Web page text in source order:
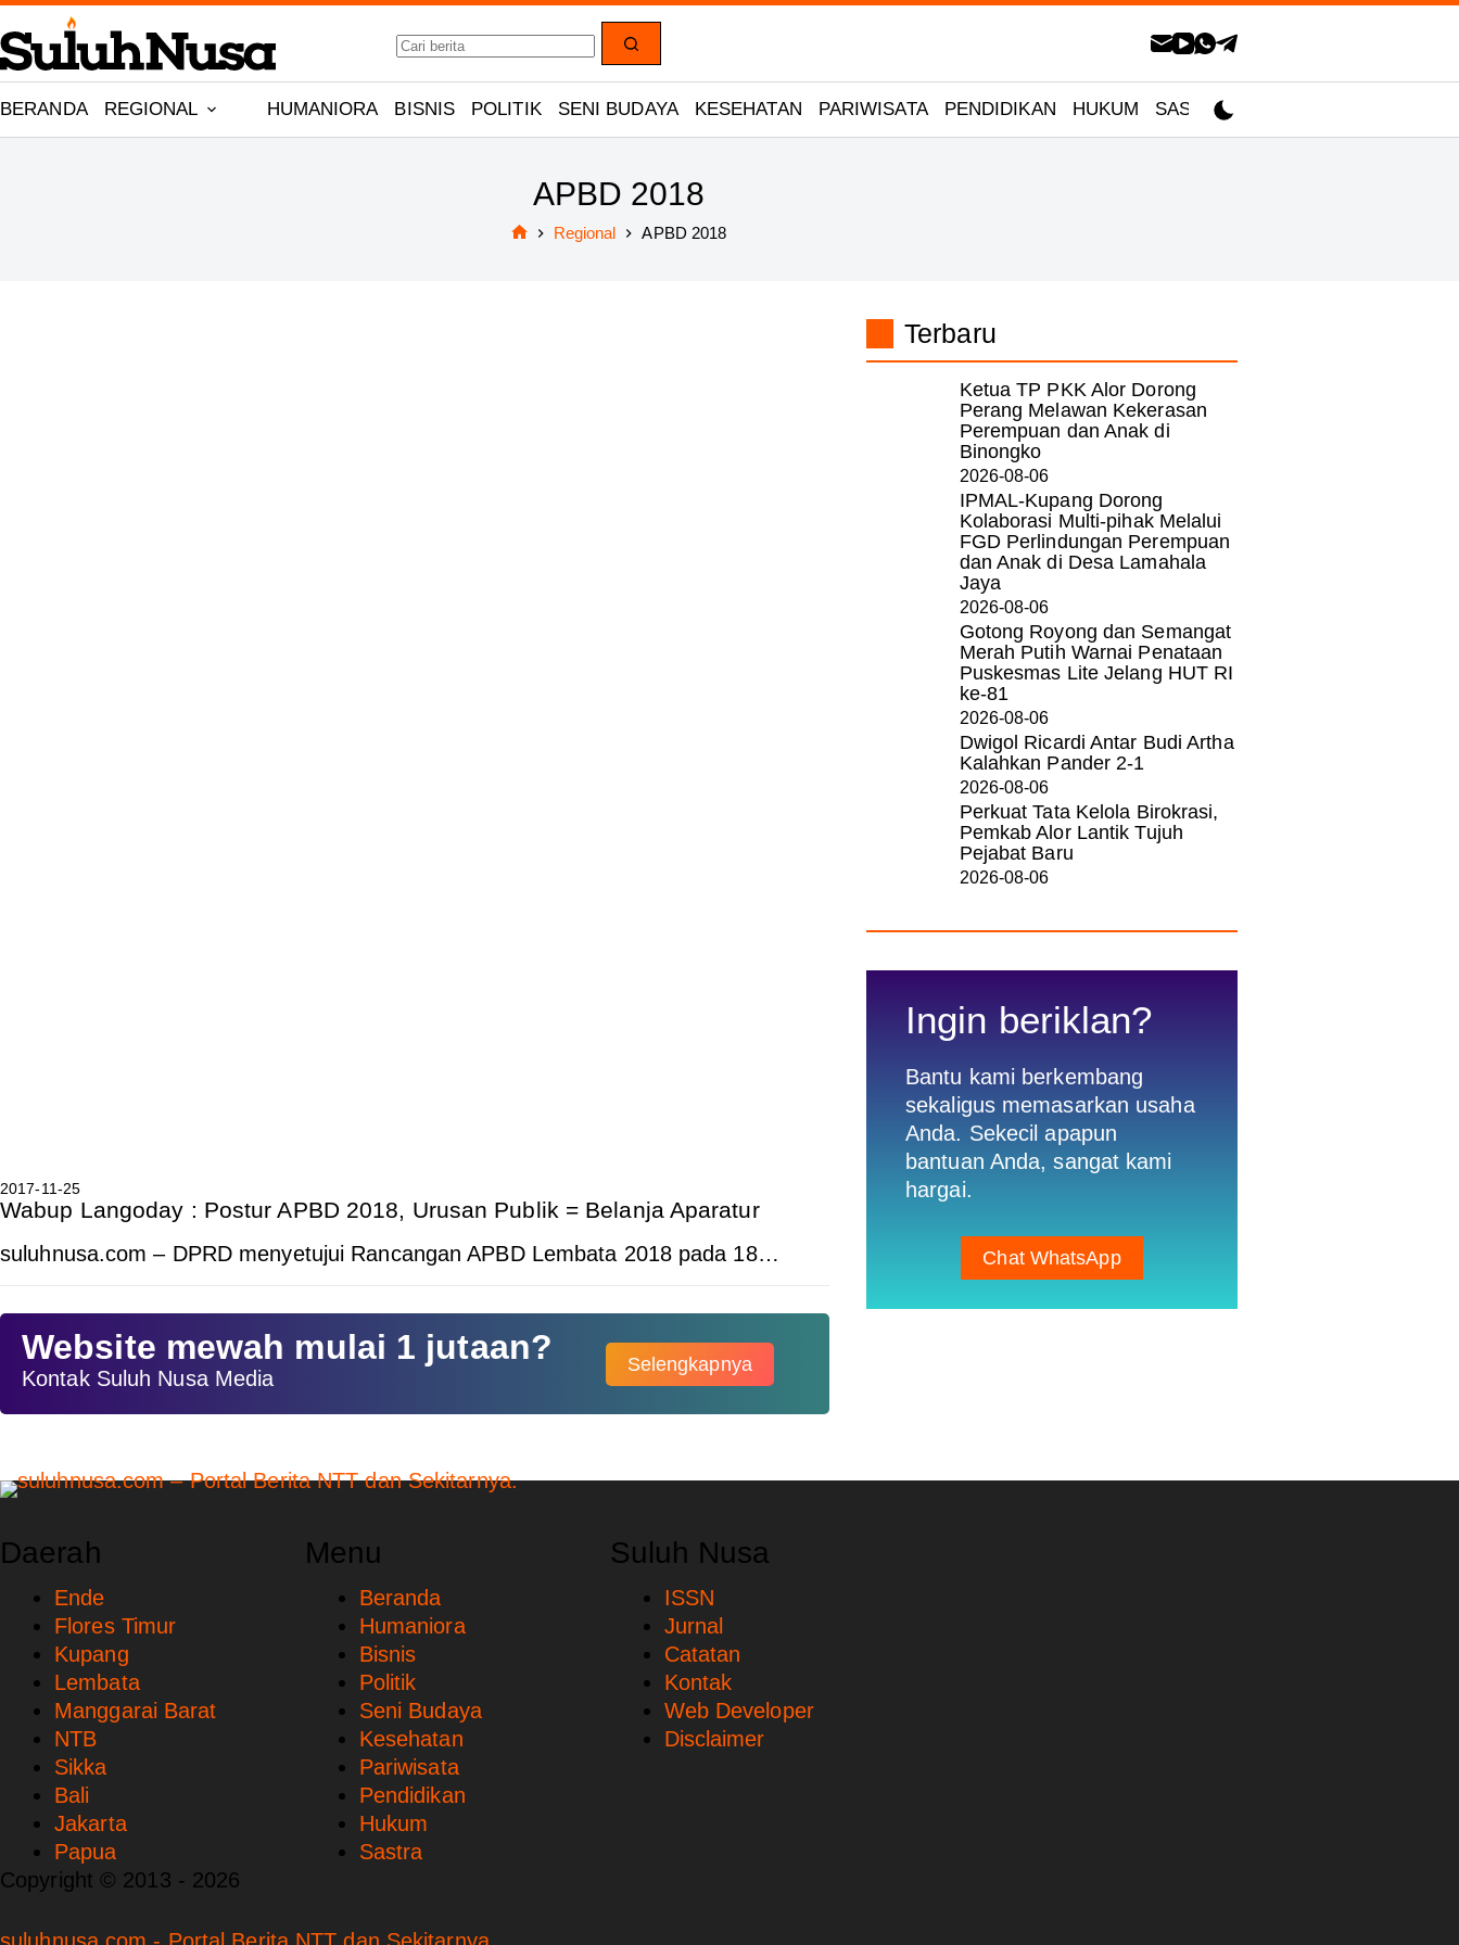
Skip
to
content
No
results
BERANDA REGIONAL HUMANIORA BISNIS POLITIK SENI BUDAYA KESEHATAN PARIWISATA PENDIDIKAN HUKUM SASTRA
APBD 2018
Regional APBD 2018
2017-11-25
Wabup Langoday : Postur APBD 2018, Urusan Publik = Belanja Aparatur
suluhnusa.com – DPRD menyetujui Rancangan APBD Lembata 2018 pada 18…
Website mewah mulai 1 jutaan?
Kontak Suluh Nusa Media
Selengkapnya
Terbaru
Ketua TP PKK Alor Dorong
Perang Melawan Kekerasan
Perempuan dan Anak di
Binongko
2026-08-06
IPMAL-Kupang Dorong
Kolaborasi Multi-pihak Melalui
FGD Perlindungan Perempuan
dan Anak di Desa Lamahala
Jaya
2026-08-06
Gotong Royong dan Semangat
Merah Putih Warnai Penataan
Puskesmas Lite Jelang HUT RI
ke-81
2026-08-06
Dwigol Ricardi Antar Budi Artha
Kalahkan Pander 2-1
2026-08-06
Perkuat Tata Kelola Birokrasi,
Pemkab Alor Lantik Tujuh
Pejabat Baru
2026-08-06
Ingin beriklan?
Bantu kami berkembang
sekaligus memasarkan usaha
Anda. Sekecil apapun
bantuan Anda, sangat kami
hargai.
Chat WhatsApp
Daerah
Ende
Flores Timur
Kupang
Lembata
Manggarai Barat
NTB
Sikka
Bali
Jakarta
Papua
Menu
Beranda
Humaniora
Bisnis
Politik
Seni Budaya
Kesehatan
Pariwisata
Pendidikan
Hukum
Sastra
Suluh Nusa
ISSN
Jurnal
Catatan
Kontak
Web Developer
Disclaimer
Copyright © 2013 - 2026